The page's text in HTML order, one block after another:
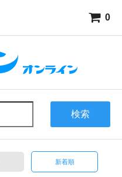
0
検索
新着順